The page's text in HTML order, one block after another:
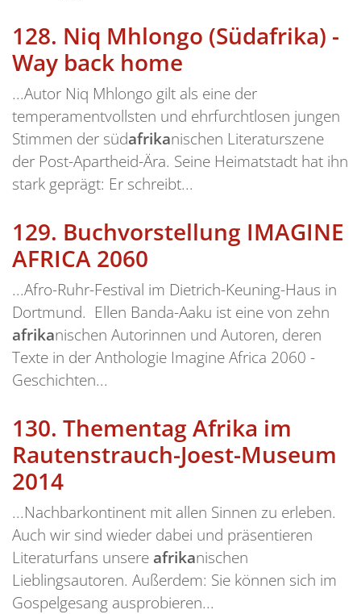
128. Niq Mhlongo (Südafrika) -
Way back home
...Autor Niq Mhlongo gilt als eine der
temperamentvollsten und ehrfurchtlosen jungen
Stimmen der südafrikanischen Literaturszene
der Post-Apartheid-Ära. Seine Heimatstadt hat ihn
stark geprägt: Er schreibt...
129. Buchvorstellung IMAGINE
AFRICA 2060
...Afro-Ruhr-Festival im Dietrich-Keuning-Haus in
Dortmund. Ellen Banda-Aaku ist eine von zehn
afrikanischen Autorinnen und Autoren, deren
Texte in der Anthologie Imagine Africa 2060 -
Geschichten...
130. Thementag Afrika im
Rautenstrauch-Joest-Museum
2014
...Nachbarkontinent mit allen Sinnen zu erleben.
Auch wir sind wieder dabei und präsentieren
Literaturfans unsere afrikanischen
Lieblingsautoren. Außerdem: Sie können sich im
Gospelgesang ausprobieren...